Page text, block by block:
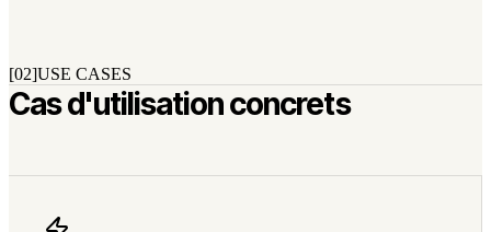
[02]USE CASES
Cas d'utilisation concrets